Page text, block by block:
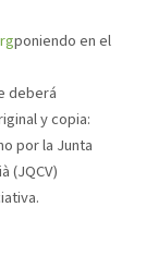
poniendo en el
deberá
y copia:
por la Junta
(JQCV)